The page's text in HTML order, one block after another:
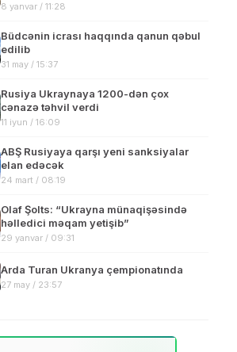
8 yanvar / 11:28
Büdcənin icrası haqqında qanun qəbul
edilib
31 may / 15:37
Rusiya Ukraynaya 1200-dən çox
cənazə təhvil verdi
11 iyun / 16:09
ABŞ Rusiyaya qarşı yeni sanksiyalar
elan edəcək
24 mart / 08:19
Olaf Şolts: “Ukrayna münaqişəsində
həlledici məqam yetişib”
29 yanvar / 09:31
Arda Turan Ukranya çempionatında
27 may / 23:57